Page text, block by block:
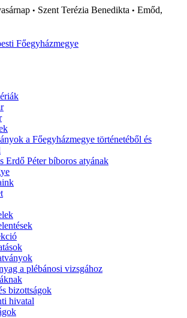
• Szent Terézia Benedikta • Emőd,
a Főegyházmegye történetéből és
Erdő Péter bíboros atyának
a plébánosi vizsgához
bizottságok
hivatal